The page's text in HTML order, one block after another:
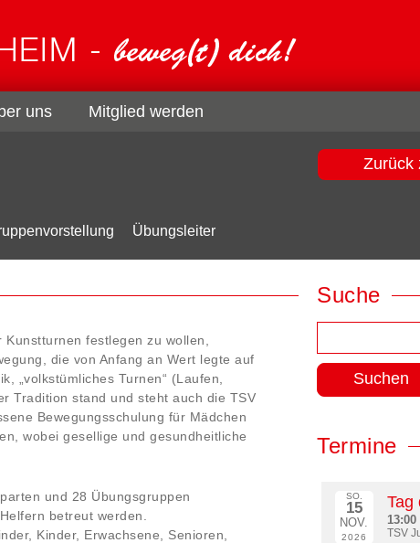
uns Mitglied werden
Zurück
Übungsleiter
festlegen zu wollen,
die von Anfang an Wert legte auf
„volkstümliches Turnen“ (Laufen,
Tradition stand und steht auch die TSV
Bewegungsschulung für Mädchen
wobei gesellige und gesundheitliche
und 28 Übungsgruppen
betreut werden.
Kinder, Erwachsene, Senioren,
Suche
nach:
Termine
SO.
15
NOV.
2026
Tag
13:00
TSV